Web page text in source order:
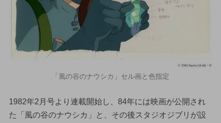
「風の谷のナウシカ」セル画と色指定
1982年2月号より連載開始し、84年には映画が公開され
た「風の谷のナウシカ」と、その後スタジオジブリが設